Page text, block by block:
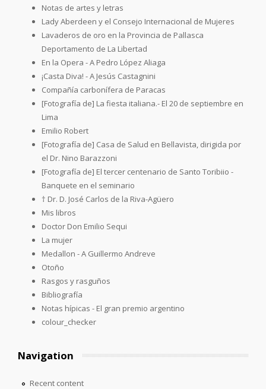
Notas de artes y letras
Lady Aberdeen y el Consejo Internacional de Mujeres
Lavaderos de oro en la Provincia de Pallasca
Deportamento de La Libertad
En la Opera - A Pedro López Aliaga
¡Casta Diva! - A Jesús Castagnini
Compañía carbonífera de Paracas
[Fotografía de] La fiesta italiana.- El 20 de septiembre en
Lima
Emilio Robert
[Fotografía de] Casa de Salud en Bellavista, dirigida por
el Dr. Nino Barazzoni
[Fotografía de] El tercer centenario de Santo Toribiio -
Banquete en el seminario
† Dr. D. José Carlos de la Riva-Agüero
Mis libros
Doctor Don Emilio Sequi
La mujer
Medallon - A Guillermo Andreve
Otoño
Rasgos y rasguños
Bibliografía
Notas hípicas - El gran premio argentino
colour_checker
Navigation
Recent content